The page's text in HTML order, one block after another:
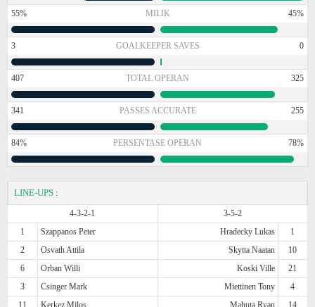
55% MILIK 45%
3 GOALKEEPER SAVES 0
407 TOTAL OPERAN 325
341 PASSES ACCURATE 255
84% PERSENTASE OPERAN 78%
LINE-UPS :
4-3-2-1
3-5-2
1
Szappanos Peter Hradecky Lukas
1
2
Osvath Attila Skytta Naatan
10
6
Orban Willi Koski Ville
21
3
Csinger Mark Miettinen Tony
4
11
Kerkez Milos Mahuta Ryan 14